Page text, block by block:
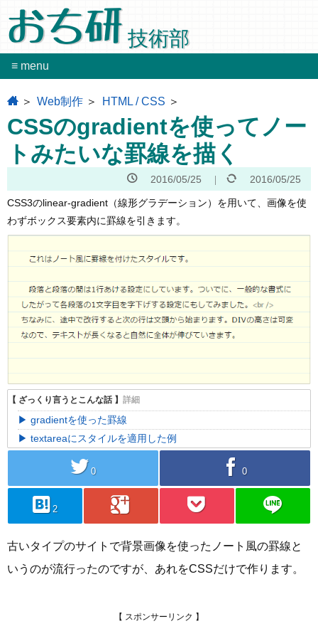
おち研
技術部
≡ menu
home Web制作 HTML / CSS
CSSのgradientを使ってノー
トみたいな罫線を描く
2016/05/25 2016/05/25
CSS3のlinear-gradient（線形グラデーション）を用いて、画像を使
わずボックス要素内に罫線を引きます。
gradientを使った罫線
textareaにスタイルを適用した例
twitter 0 facebook 0
hatebu 2 googleplus pocket line
古いタイプのサイトで背景画像を使ったノート風の罫線と
いうのが流行ったのですが、あれをCSSだけで作ります。